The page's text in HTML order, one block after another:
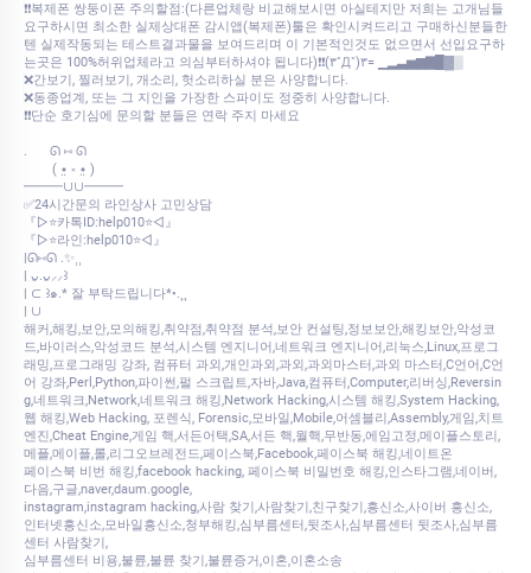
❗❗복제폰 쌍둥이폰 주의할점:(다른업체랑 비교해보시면 아실테지만 저희는 고개님들
요구하시면 최소한 실제상대폰 감시앱(복제폰)툴은 확인시켜드리고 구매하신분들한
텐 실제작동되는 테스트결과물을 보여드리며 이 기본적인것도 없으면서 선입요구하
는곳은 100%허위업체라고 의심부터하셔야 됩니다)❗❗(۳˚Д˚)۳= ▁▂▃▅▆▇█▓▒
❌간보기, 찔러보기, 개소리, 헛소리하실 분은 사양합니다.
❌동종업계, 또는 그 지인을 가장한 스파이도 정중히 사양합니다.
❗❗단순 호기심에 문의할 분들은 연락 주지 마세요
.⠀⠀ ᘏ ⑅ ᘏ
⠀⠀⠀( •̤ ༝ •̤ )
━━━∪∪━━━
✅24시간문의 라인상사 고민상담
『▷⭐카톡ID:help010⭐◁』
『▷⭐라인:help010⭐◁』
|ᘏ⑅ᘏ .✨⸒⸒
| ᴗ͈.ᴗ͈⸝⸝꒱
| ⊂ ꒱๑.* 잘 부탁드립니다*•.¸¸
| ∪
해커,해킹,보안,모의해킹,취약점,취약점 분석,보안 컨설팅,정보보안,해킹보안,악성코
드,바이러스,악성코드 분석,시스템 엔지니어,네트워크 엔지니어,리눅스,Linux,프로그
래밍,프로그래밍 강좌, 컴퓨터 과외,개인과외,과외,과외마스터,과외 마스터,C언어,C언
어 강좌,Perl,Python,파이썬,펄 스크립트,자바,Java,컴퓨터,Computer,리버싱,Reversin
g,네트워크,Network,네트워크 해킹,Network Hacking,시스템 해킹,System Hacking,
웹 해킹,Web Hacking, 포렌식, Forensic,모바일,Mobile,어셈블리,Assembly,게임,치트
엔진,Cheat Engine,게임 핵,서든어택,SA,서든 핵,월핵,무반동,에임고정,메이플스토리,
메플,메이플,롤,리그오브레전드,페이스북,Facebook,페이스북 해킹,네이트온
페이스북 비번 해킹,facebook hacking, 페이스북 비밀번호 해킹,인스타그램,네이버,
다음,구글,naver,daum.google,
instagram,instagram hacking,사람 찾기,사람찾기,친구찾기,흥신소,사이버 흥신소,
인터넷흥신소,모바일흥신소,청부해킹,심부름센터,뒷조사,심부름센터 뒷조사,심부름
센터 사람찾기,
심부름센터 비용,불륜,불륜 찾기,불륜증거,이혼,이혼소송